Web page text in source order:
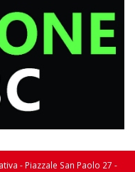
- Piazzale San Paolo 27 -